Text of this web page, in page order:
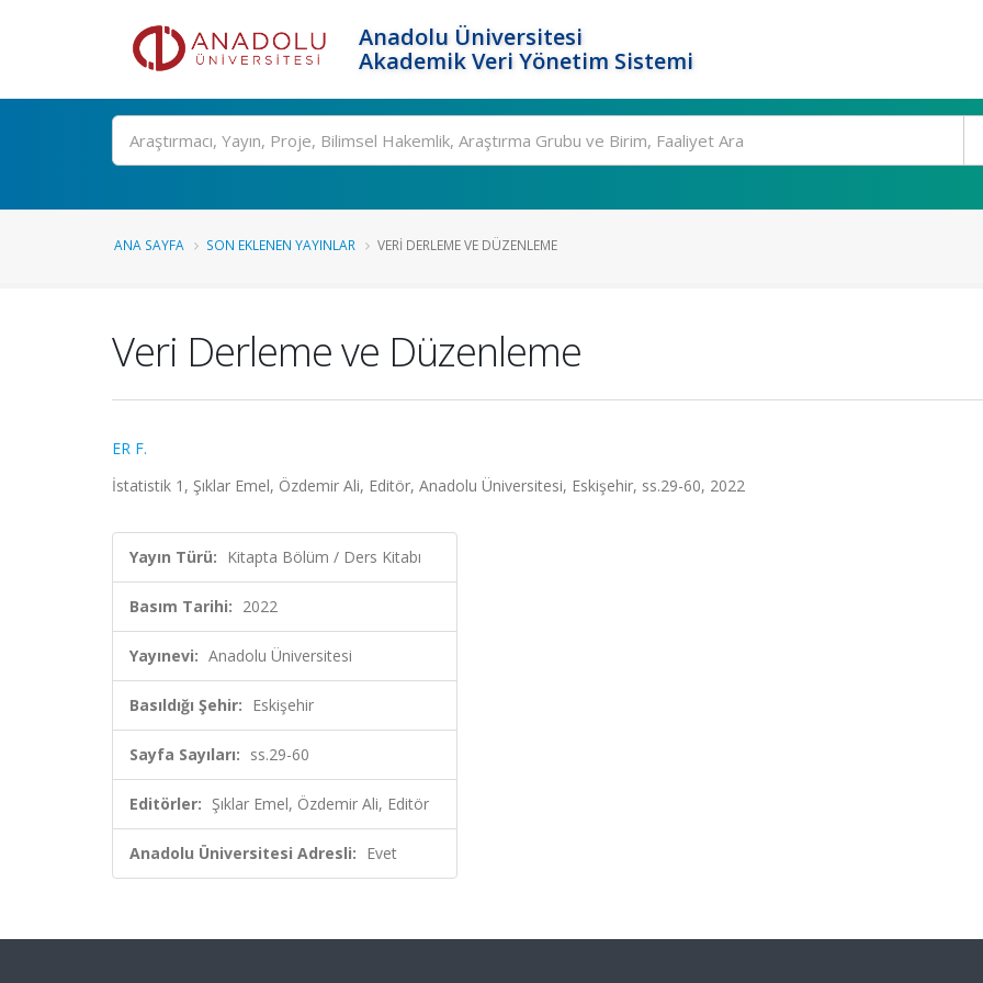
Anadolu Üniversitesi
Akademik Veri Yönetim Sistemi
Ara
ANA SAYFA SON EKLENEN YAYINLAR VERI DERLEME VE DÜZENLEME
Veri Derleme ve Düzenleme
ER F.
İstatistik 1, Şıklar Emel, Özdemir Ali, Editör, Anadolu Üniversitesi, Eskişehir, ss.29-60, 2022
Yayın Türü: Kitapta Bölüm / Ders Kitabı
Basım Tarihi: 2022
Yayınevi: Anadolu Üniversitesi
Basıldığı Şehir: Eskişehir
Sayfa Sayıları: ss.29-60
Editörler: Şıklar Emel, Özdemir Ali, Editör
Anadolu Üniversitesi Adresli: Evet